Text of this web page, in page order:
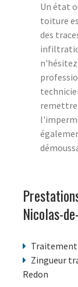
Un état
toiture
des
n'hésitez
Nicolas-
Zingueur
Redon